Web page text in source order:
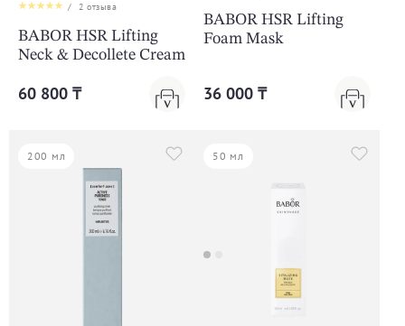
/ 2 отзыва
BABOR HSR Lifting
Neck & Decollete Cream
60 800 ₸
BABOR HSR Lifting
Foam Mask
36 000 ₸
200 мл 50 мл